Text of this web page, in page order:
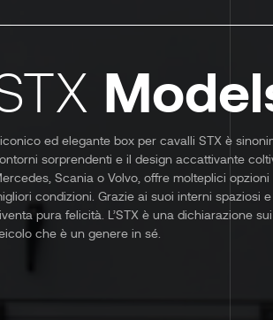
ed elegante box per cavalli STX è
sorprendenti e il design accattivante
Scania o Volvo, offre molteplici
condizioni. Grazie ai suoi interni spaziosi
pura felicità. L’STX è una dichiarazione
che è un genere in sé.